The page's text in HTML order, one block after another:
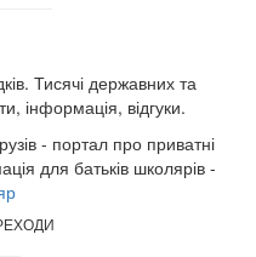
Тисячі державних та
інформація, відгуки.
- портал про приватні
для батьків школярів -